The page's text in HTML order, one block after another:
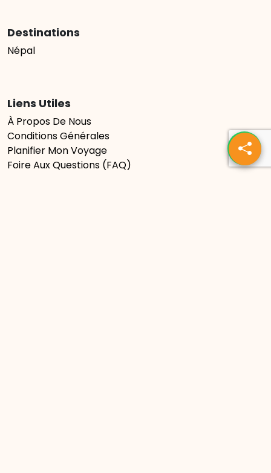
Destinations
Népal
Liens Utiles
À Propos De Nous
Conditions Générales
Planifier Mon Voyage
Foire Aux Questions (FAQ)